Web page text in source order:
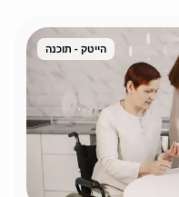
הייטק - תוכנה